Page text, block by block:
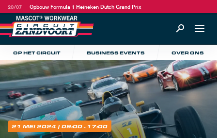
20/07 Opbouw Formula 1 Heineken Dutch Grand Prix
OP HET CIRCUIT BUSINESS EVENTS OVER ONS
21 MEI 2024 | 09:00 - 17:00